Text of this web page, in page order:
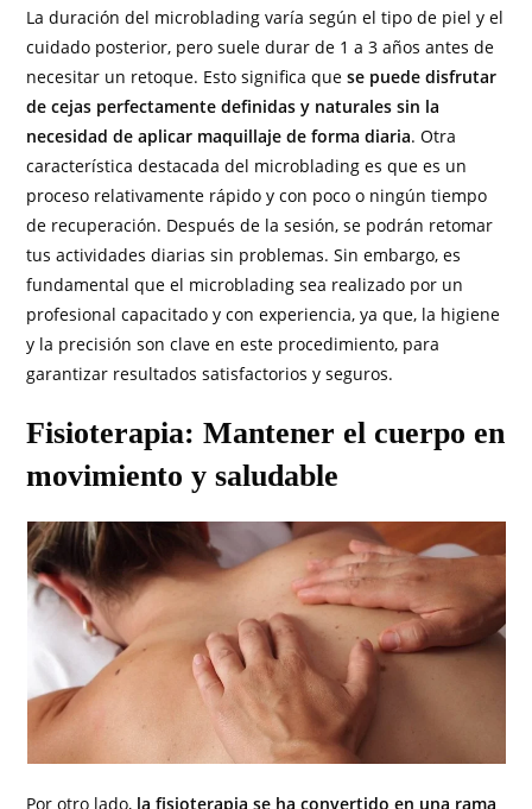
La duración del microblading varía según el tipo de piel y el
cuidado posterior, pero suele durar de 1 a 3 años antes de
necesitar un retoque. Esto significa quese puede disfrutar
de cejas perfectamente definidas y naturales sin la
necesidad de aplicar maquillaje de forma diaria. Otra
característica destacada del microblading es que es un
proceso relativamente rápido y con poco o ningún tiempo
de recuperación. Después de la sesión, se podrán retomar
tus actividades diarias sin problemas. Sin embargo, es
fundamental que el microblading sea realizado por un
profesional capacitado y con experiencia, ya que, la higiene
y la precisión son clave en este procedimiento, para
garantizar resultados satisfactorios y seguros.
Fisioterapia: Mantener el cuerpo en
movimiento y saludable
Por otro lado, la fisioterapia se ha convertido en una rama